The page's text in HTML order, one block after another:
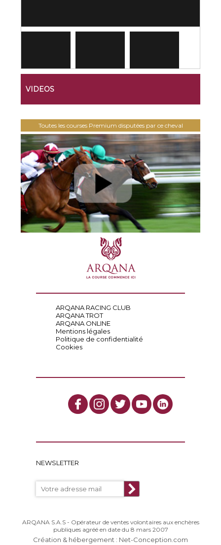
VIDEOS
Toutes les courses Premium disputées par ce cheval
ARQANA RACING CLUB
ARQANA TROT
ARQANA ONLINE
Mentions légales
Politique de confidentialité
Cookies
NEWSLETTER
ARQANA S.A.S - Opérateur de ventes volontaires aux enchères
publiques agréé en date du 8 mars 2007
Création & hébergement : Net-Conception.com